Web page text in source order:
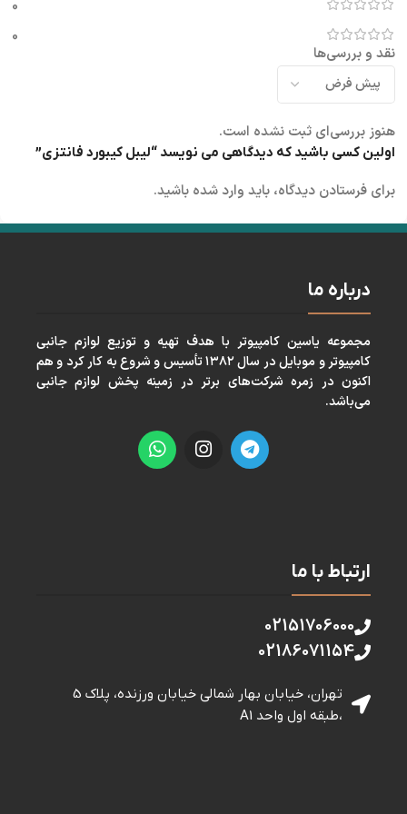
0
0
نقد و بررسی‌ها
هنوز بررسی‌ای ثبت نشده است.
اولین کسی باشید که دیدگاهی می نویسد “لیبل کیبورد فانتزی”
برای فرستادن دیدگاه، باید وارد شده باشید.
درباره ما
مجموعه ياسين كامپيوتر با هدف تهيه و توزيع لوازم جانبی
كامپيوتر و موبايل در سال ١٣٨٢ تأسيس و شروع به كار كرد و هم
اكنون در زمره شركت‌های برتر در زمينه پخش لوازم جانبی
می‌باشد.
ارتباط با ما
02151706000
02186071154
تهران، خیابان بهار شمالی خيابان ورزنده، پلاک 5
،طبقه اول واحد A1